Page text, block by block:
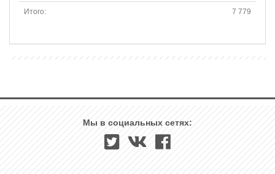
Итого: 7 779
Мы в социальных сетях: